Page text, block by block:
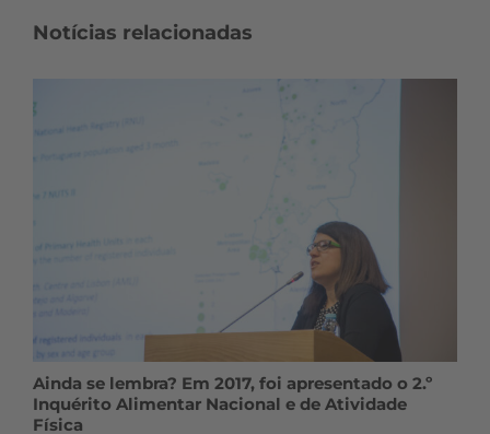
Notícias relacionadas
Ainda se lembra? Em 2017, foi apresentado o 2.º
Inquérito Alimentar Nacional e de Atividade
Física